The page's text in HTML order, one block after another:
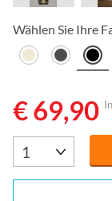
Wählen Sie Ihre
€ 69,90